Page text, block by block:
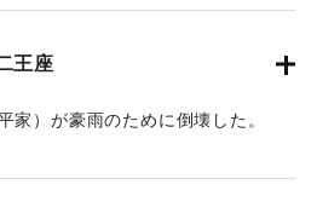
らず、損害は軽微だった。
月16日7面（15日夕刊）】
王座
家）が豪雨のために倒壊した。